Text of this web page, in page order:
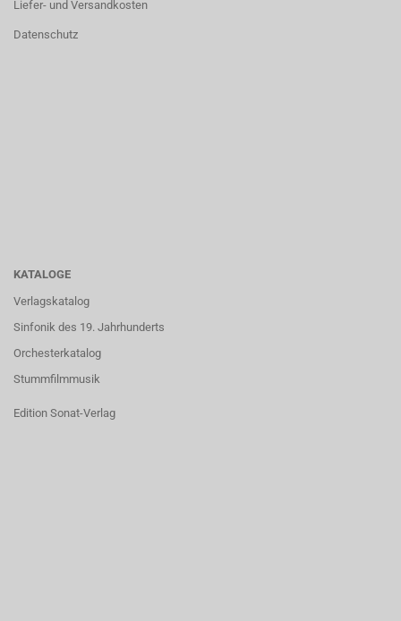
Liefer- und Versandkosten
Datenschutz
KATALOGE
Verlagskatalog
Sinfonik des 19. Jahrhunderts
Orchesterkatalog
Stummfilmmusik
Edition Sonat-Verlag